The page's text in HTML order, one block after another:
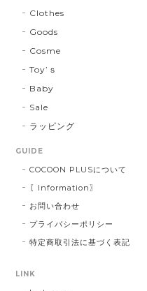
Clothes
Goods
Cosme
Toy’ｓ
Baby
Sale
ラッピング
GUIDE
COCOON PLUSについて
〖Information〗
お問い合わせ
プライバシーポリシー
特定商取引法に基づく表記
LINK